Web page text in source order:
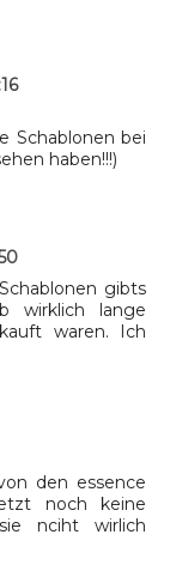
Schablonen bei
haben!!!)
gibts
wirklich lange
waren. Ich
den essence
noch keine
nciht wirlich